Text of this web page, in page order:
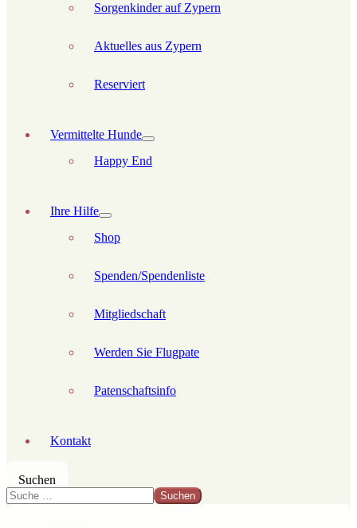
Sorgenkinder auf Zypern
Aktuelles aus Zypern
Reserviert
Vermittelte Hunde
Happy End
Ihre Hilfe
Shop
Spenden/Spendenliste
Mitgliedschaft
Werden Sie Flugpate
Patenschaftsinfo
Kontakt
Suchen
Suchen